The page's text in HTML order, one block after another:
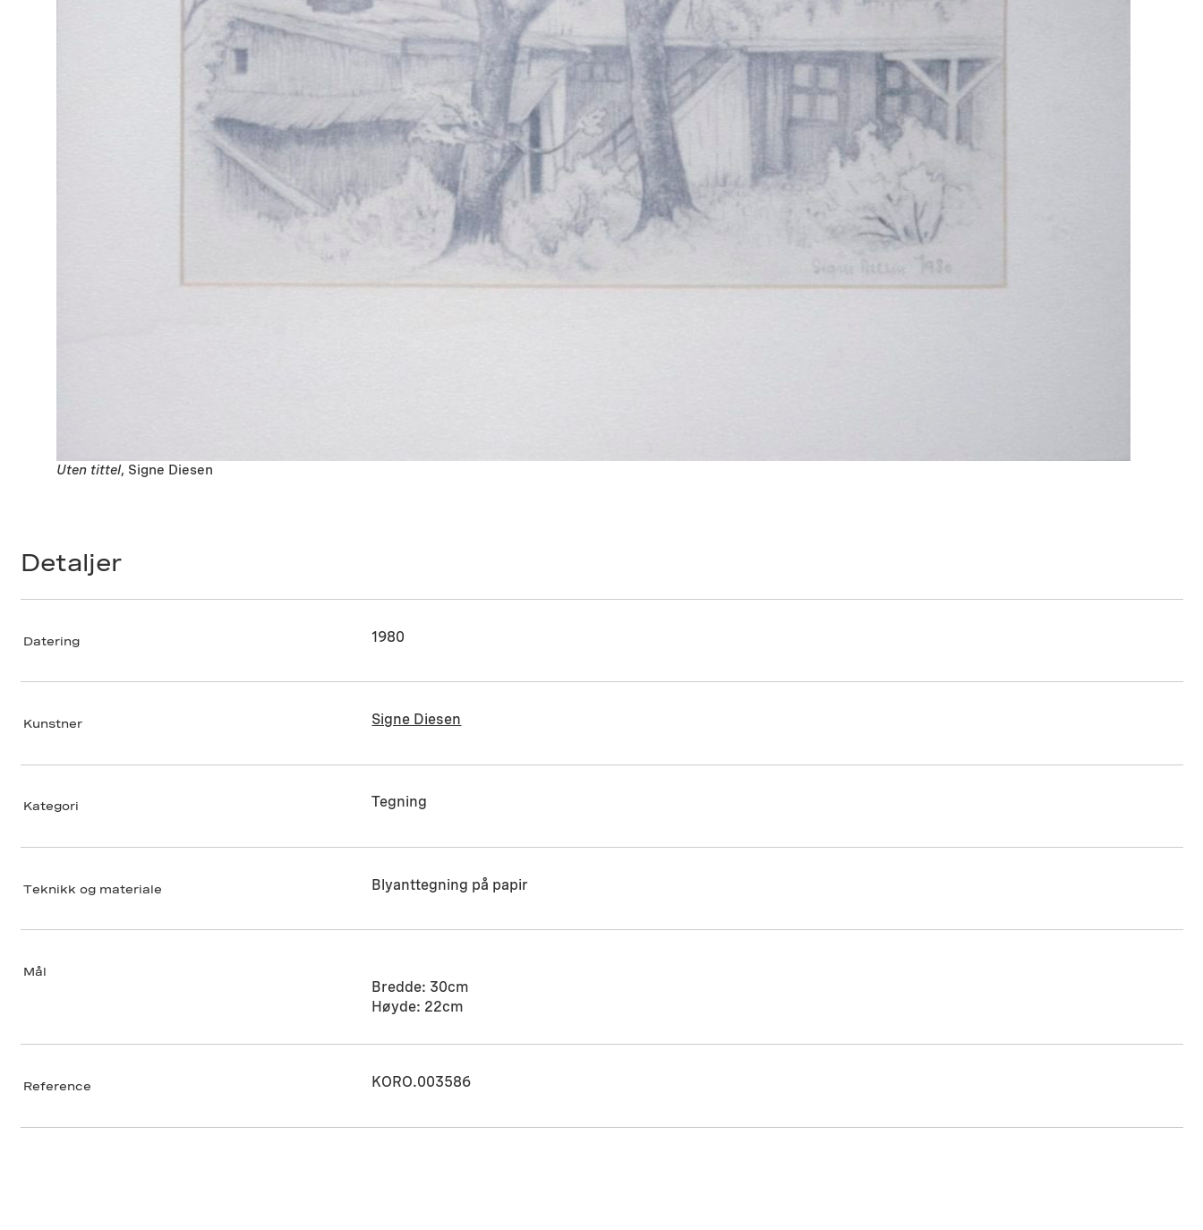
Uten tittel, Signe Diesen
Detaljer
Datering 1980
Kunstner Signe Diesen
Kategori Tegning
Teknikk og materiale Blyanttegning på papir
Mål
Bredde: 30cm
Høyde: 22cm
Reference KORO.003586